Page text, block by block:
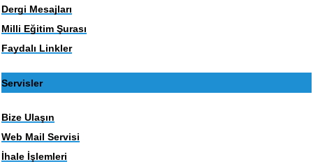
Dergi Mesajları
Milli Eğitim Şurası
Faydalı Linkler
Servisler
Bize Ulaşın
Web Mail Servisi
İhale İşlemleri